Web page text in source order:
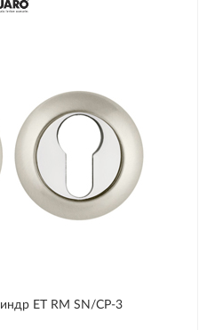
ET RM SN/CP-3